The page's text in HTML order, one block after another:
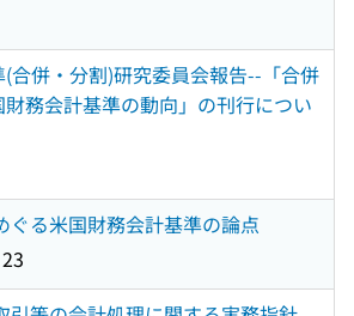
合併・分割)研究委員会報告--「合併
務会計基準の動向」の刊行につい
ぐる米国財務会計基準の論点